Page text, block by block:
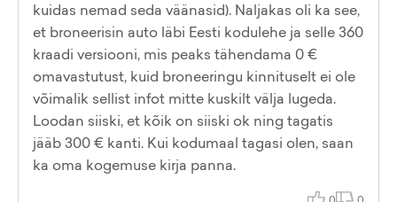
kuidas nemad seda väänasid). Naljakas oli ka see,
et broneerisin auto läbi Eesti kodulehe ja selle 360
kraadi versiooni, mis peaks tähendama 0 €
omavastutust, kuid broneeringu kinnituselt ei ole
võimalik sellist infot mitte kuskilt välja lugeda.
Loodan siiski, et kõik on siiski ok ning tagatis
jääb 300 € kanti. Kui kodumaal tagasi olen, saan
ka oma kogemuse kirja panna.